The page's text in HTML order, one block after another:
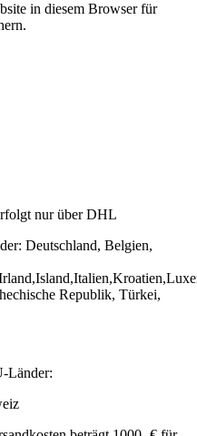
in diesem Browser für
nur über DHL
Deutschland, Belgien,
Republik, Türkei,
Länder: